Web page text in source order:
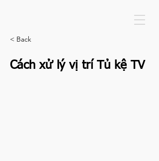
< Back
Cách xử lý vị trí Tủ kệ TV